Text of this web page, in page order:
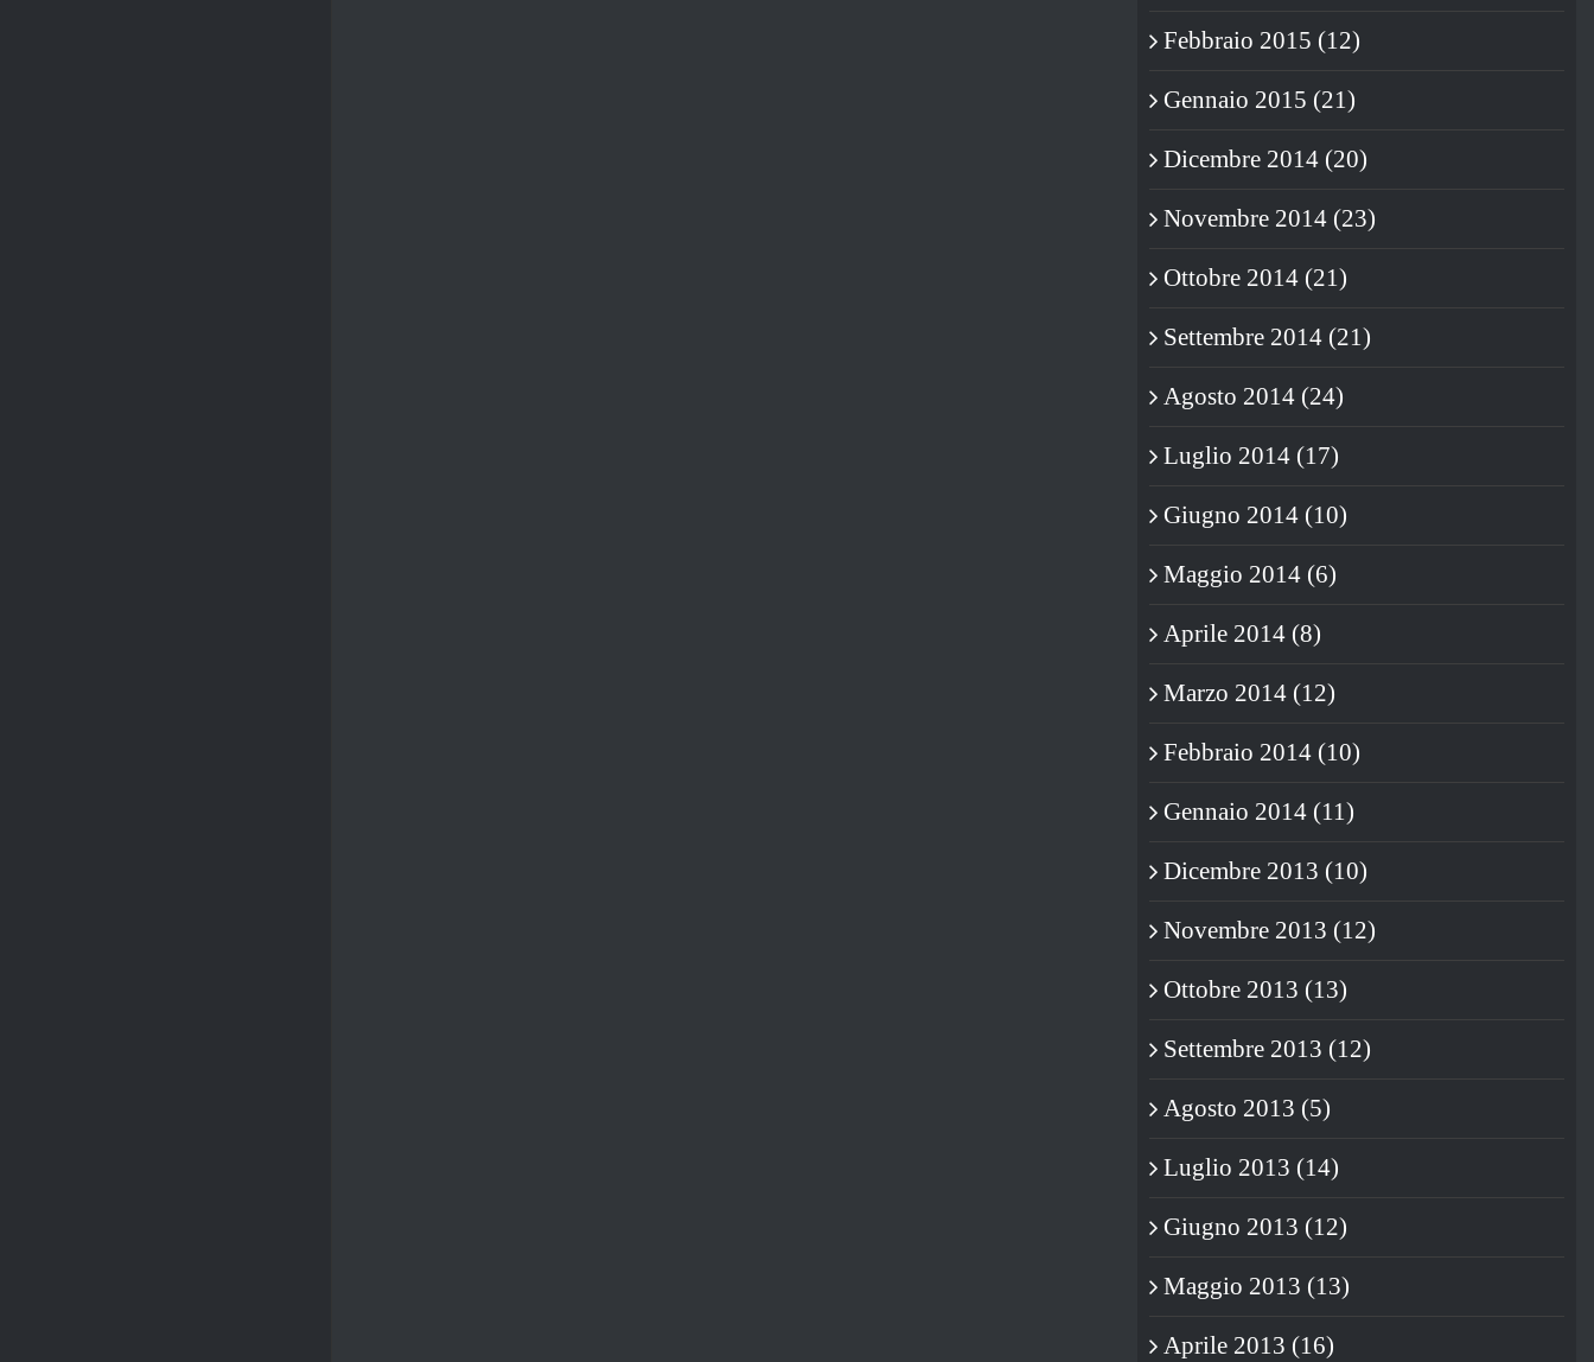
Febbraio 2015 (12)
Gennaio 2015 (21)
Dicembre 2014 (20)
Novembre 2014 (23)
Ottobre 2014 (21)
Settembre 2014 (21)
Agosto 2014 (24)
Luglio 2014 (17)
Giugno 2014 (10)
Maggio 2014 (6)
Aprile 2014 (8)
Marzo 2014 (12)
Febbraio 2014 (10)
Gennaio 2014 (11)
Dicembre 2013 (10)
Novembre 2013 (12)
Ottobre 2013 (13)
Settembre 2013 (12)
Agosto 2013 (5)
Luglio 2013 (14)
Giugno 2013 (12)
Maggio 2013 (13)
Aprile 2013 (16)